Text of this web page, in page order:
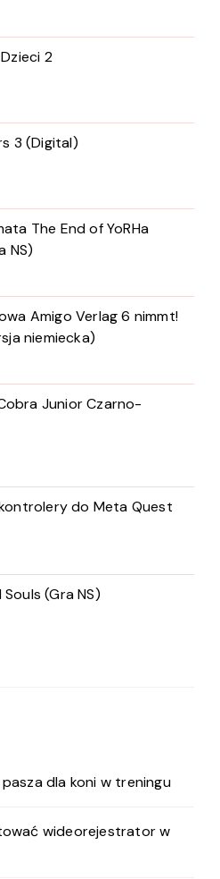
2
3 (Digital)
The End of YoRHa
NS)
Amigo Verlag 6 nimmt!
niemiecka)
Junior Czarno-
do Meta Quest
(Gra NS)
dla koni w treningu
wideorejestrator w